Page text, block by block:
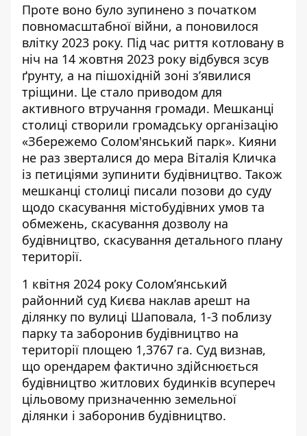
Проте воно було зупинено з початком
повномасштабної війни, а поновилося
влітку 2023 року. Під час риття котловану в
ніч на 14 жовтня 2023 року відбувся зсув
ґрунту, а на пішохідній зоні з’явилися
тріщини. Це стало приводом для
активного втручання громади. Мешканці
столиці створили громадську організацію
«Збережемо Солом'янський парк». Кияни
не раз зверталися до мера Віталія Кличка
із петиціями зупинити будівництво. Також
мешканці столиці писали позови до суду
щодо скасування містобудівних умов та
обмежень, скасування дозволу на
будівництво, скасування детального плану
території.
1 квітня 2024 року Солом’янський
районний суд Києва наклав арешт на
ділянку по вулиці Шаповала, 1-3 поблизу
парку та заборонив будівництво на
території площею 1,3767 га. Суд визнав,
що орендарем фактично здійснюється
будівництво житлових будинків всупереч
цільовому призначенню земельної
ділянки і заборонив будівництво.